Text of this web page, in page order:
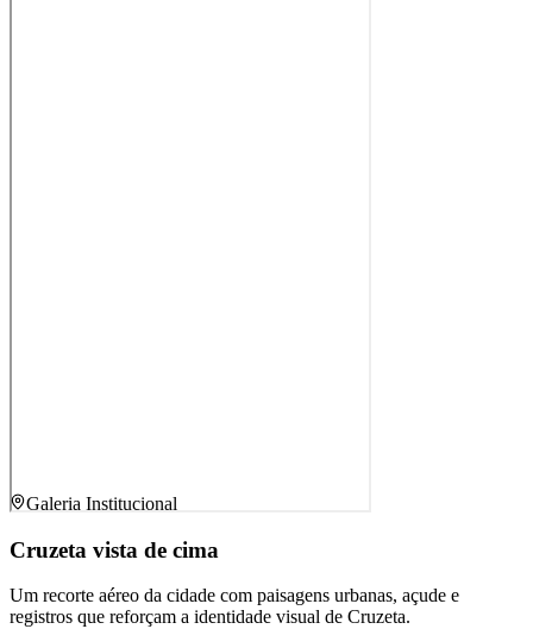
Galeria Institucional
Cruzeta vista de cima
Um recorte aéreo da cidade com paisagens urbanas, açude e
registros que reforçam a identidade visual de Cruzeta.